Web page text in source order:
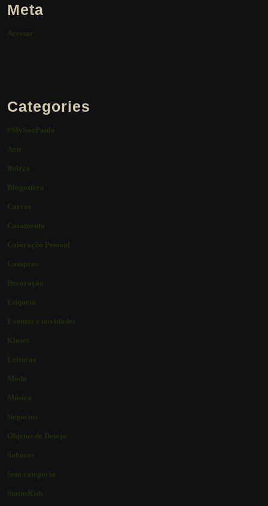
Meta
Acessar
Categories
#MySaoPaulo
Arte
Beleza
Blogosfera
Carros
Casamento
Coloração Pessoal
Compras
Decoração
Etiqueta
Eventos e novidades
Kloset
Leituras
Moda
Música
Negócios
Objetos de Desejo
Sabores
Sem categoria
StatusKids